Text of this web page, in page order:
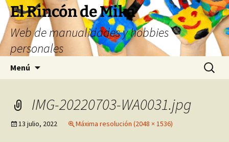
Saltar
contenido
El Rincón de Mika
Web de manualidades y hobbies
personales
Menú Buscar:
IMG-20220703-WA0031.jpg
13 julio, 2022 Máxima resolución (2048 × 1536)